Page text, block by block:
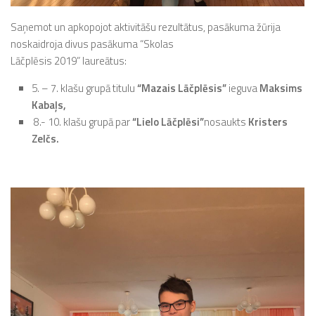
Saņemot un apkopojot aktivitāšu rezultātus, pasākuma žūrija
noskaidroja divus pasākuma “Skolas
Lāčplēsis 2019” laureātus:
5. – 7. klašu grupā titulu“Mazais Lāčplēsis”ieguvaMaksims
Kabaļs,
8.- 10. klašu grupā par“Lielo Lāčplēsi”nosaukts Kristers
Zelčs.